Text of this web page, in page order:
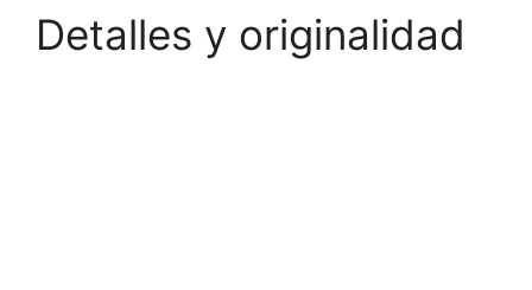
Detalles y originalidad